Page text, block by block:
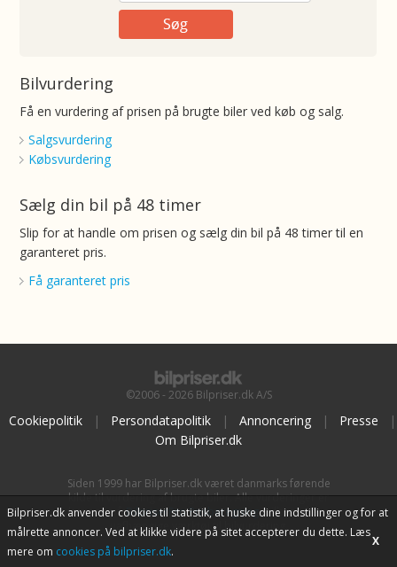
Bilvurdering
Få en vurdering af prisen på brugte biler ved køb og salg.
Salgsvurdering
Købsvurdering
Sælg din bil på 48 timer
Slip for at handle om prisen og sælg din bil på 48 timer til en
garanteret pris.
Få garanteret pris
©2006 - 2026 Bilpriser.dk A/S
Cookiepolitik | Persondatapolitik | Annoncering | Presse
|
Om Bilpriser.dk
Siden 1999 har Bilpriser.dk været danmarks førende
kilde til vurdering af brugte biler. Alle vurderinger er
baseret påBilpriserPro Prisberegning , bilbranchens
uafhængige værktøj til bilvurdering.
Bilpriser.dk anvender cookies til statistik, at huske dine indstillinger og for at
målrette annoncer. Ved at klikke videre på sitet accepterer du dette. Læs
mere om cookies på bilpriser.dk.
X